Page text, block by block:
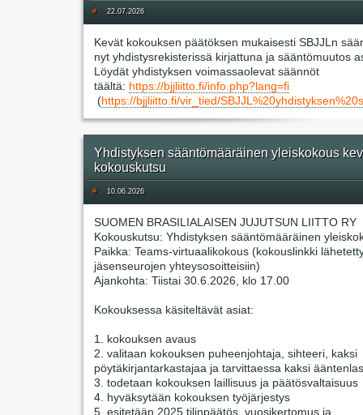
# 22.07.2026
Kevät kokouksen päätöksen mukaisesti SBJJLn
nyt yhdistysrekisterissä kirjattuna ja sääntömuutos
Löydät yhdistyksen voimassaolevat säännöt
täältä: https://bjjliitto.fi/info.php?lang=fi
(https://bjjliitto.fi/vir_tied/
Yhdistyksen sääntömääräinen yleiskokous
kokouskutsu
# 10.06.2026
SUOMEN BRASILIALAISEN JUJUTSUN LIITTO RY
Kokouskutsu: Yhdistyksen sääntömääräinen
Paikka: Teams-virtuaalikokous (kokouslinkki
jäsenseurojen yhteysosoitteisiin)
Ajankohta: Tiistai 30.6.2026, klo 17.00
Kokouksessa käsiteltävät asiat:
1. kokouksen avaus
2. valitaan kokouksen puheenjohtaja, sihteeri, kaksi
pöytäkirjantarkastajaa ja tarvittaessa kaksi
3. todetaan kokouksen laillisuus ja päätösvaltaisuus
4. hyväksytään kokouksen työjärjestys
5. esitetään 2025 tilinpäätös, vuosikertomus ja